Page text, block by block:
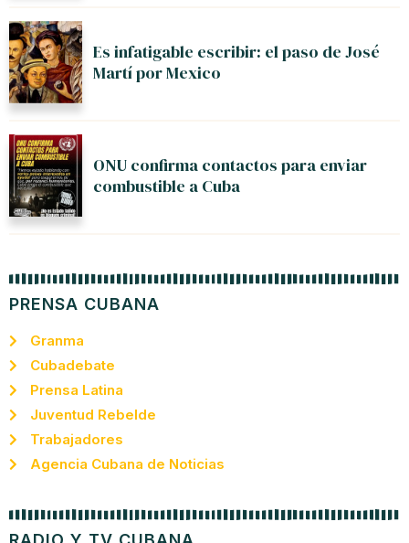
Es infatigable escribir: el paso de José
Martí por Mexico
ONU confirma contactos para enviar
combustible a Cuba
PRENSA CUBANA
Granma
Cubadebate
Prensa Latina
Juventud Rebelde
Trabajadores
Agencia Cubana de Noticias